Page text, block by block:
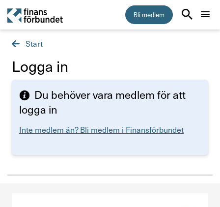
Bli medlem
Medlemskap
Om Finansförbundet
Press & opinion
Start
Logga in
Du behöver vara medlem för att
logga in
Inte medlem än? Bli medlem i Finansförbundet